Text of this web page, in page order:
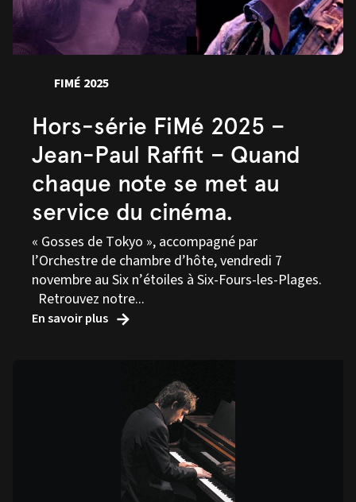
FIMÉ 2025
Hors-série FiMé 2025 –
Jean-Paul Raffit – Quand
chaque note se met au
service du cinéma.
« Gosses de Tokyo », accompagné par
l’Orchestre de chambre d’hôte, vendredi 7
novembre au Six n’étoiles à Six-Fours-les-Plages.
Retrouvez notre...
En savoir plus